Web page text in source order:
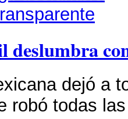
deslumbra
dejó a
robó todas